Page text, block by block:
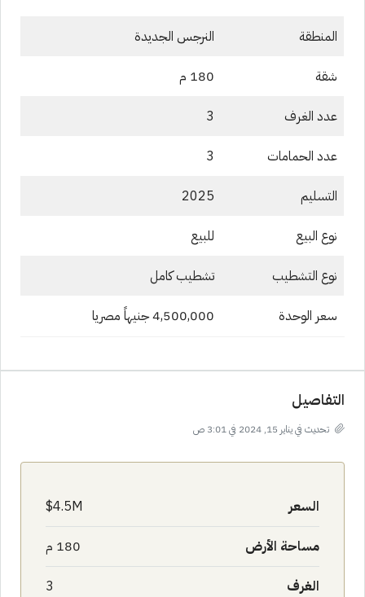
المنطقة النرجس الجديدة
شقة 180 م
عدد الغرف 3
عدد الحمامات 3
التسليم 2025
نوع البيع للبيع
نوع التشطيب تشطيب كامل
سعر الوحدة 4,500,000 جنيهاً مصريا
التفاصيل
تحديث في يناير 15, 2024 في 3:01 ص
السعر 4.5M$
مساحة الأرض 180 م
الغرف 3